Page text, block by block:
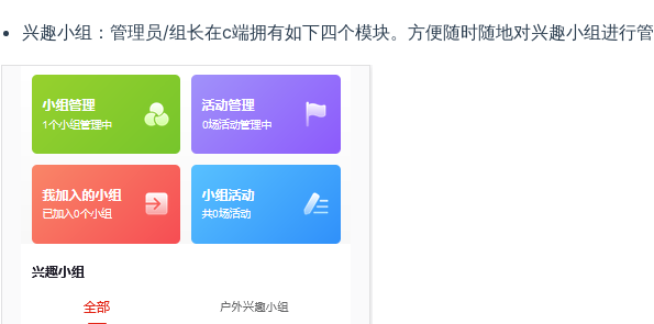
兴趣小组：管理员/组长在c端拥有如下四个模块。方便随时随地对兴趣小组进行